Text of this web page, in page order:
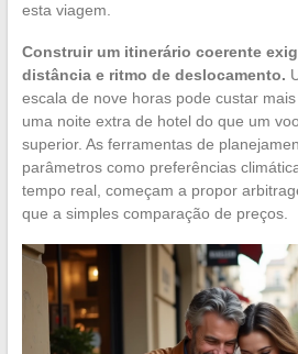
esta viagem.
Construir um itinerário coerente
distância e ritmo de deslocamento.
escala de nove horas pode custar
uma noite extra de hotel do que um
superior. As ferramentas de
parâmetros como preferências
tempo real, começam a propor
que a simples comparação de preços.